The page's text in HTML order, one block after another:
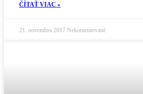
ČÍTAŤ VIAC »
21. novembra 2017 Nekomentované